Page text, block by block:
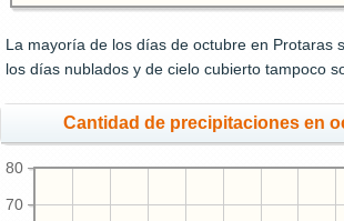
La mayoría de los días de octubre en Protaras
los días nublados y de cielo cubierto tampoco
Cantidad de precipitaciones en
70
80